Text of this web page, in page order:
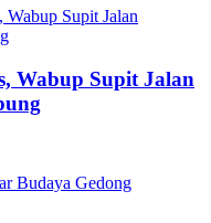
Wabup Supit Jalan